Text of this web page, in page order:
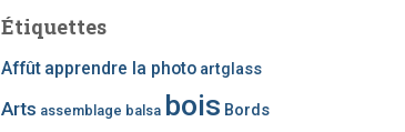
Étiquettes
Affût apprendre la photo artglass
Arts assemblage balsa bois Bords